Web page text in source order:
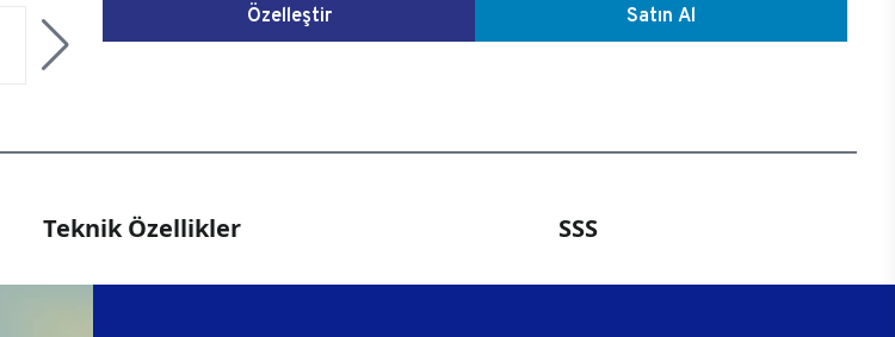
Özelleştir Satın Al
Teknik Özellikler SSS